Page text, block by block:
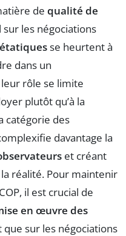
de qualité de
sur les négociations
se heurtent à
dans un
rôle se limite
plutôt qu’à la
catégorie des
davantage la
et créant
réalité. Pour maintenir
il est crucial de
en œuvre des
que sur les négociations